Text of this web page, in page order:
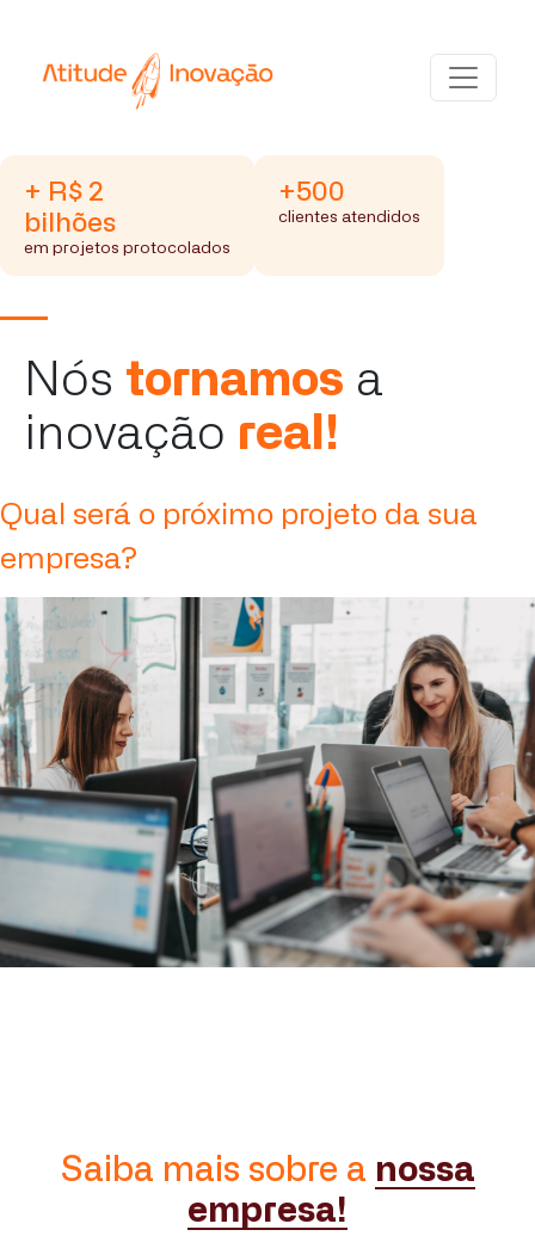
+ R$ 2
bilhões
em projetos protocolados
+500
clientes atendidos
Nós tornamos a
inovação real!
Qual será o próximo projeto da sua
empresa?
Saiba mais sobre a nossa
empresa!